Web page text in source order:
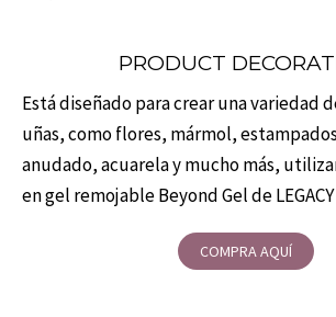
PRODUCT
Está diseñado para crear una variedad
uñas, como flores, mármol,
anudado, acuarela y mucho más,
en gel remojable Beyond Gel de LEGACY
COMPRA AQUÍ